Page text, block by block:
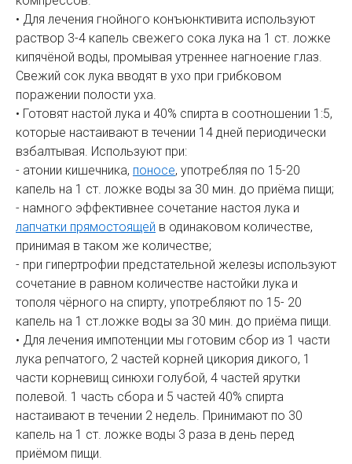
• Для лечения гнойного конъюнктивита используют
раствор 3-4 капель свежего сока лука на 1 ст. ложке
кипячёной воды, промывая утреннее нагноение глаз.
Свежий сок лука вводят в ухо при грибковом
поражении полости уха.
• Готовят настой лука и 40% спирта в соотношении 1:5,
которые настаивают в течении 14 дней периодически
взбалтывая. Используют при:
- атонии кишечника, поносе, употребляя по 15-20
капель на 1 ст. ложке воды за 30 мин. до приёма пищи;
- намного эффективнее сочетание настоя лука и
лапчатки прямостоящей в одинаковом количестве,
принимая в таком же количестве;
- при гипертрофии предстательной железы используют
сочетание в равном количестве настойки лука и
тополя чёрного на спирту, употребляют по 15- 20
капель на 1 ст.ложке воды за 30 мин. до приёма пищи.
• Для лечения импотенции мы готовим сбор из 1 части
лука репчатого, 2 частей корней цикория дикого, 1
части корневищ синюхи голубой, 4 частей ярутки
полевой. 1 часть сбора и 5 частей 40% спирта
настаивают в течении 2 недель. Принимают по 30
капель на 1 ст. ложке воды 3 раза в день перед
приёмом пищи.